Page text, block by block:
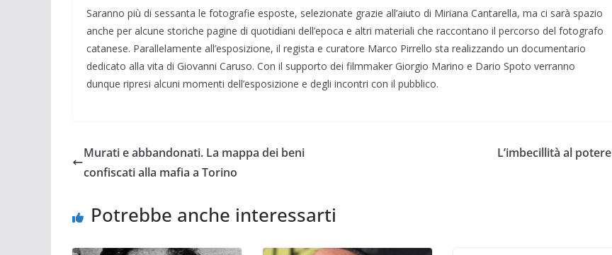
Saranno più di sessanta le fotografie esposte, selezionate grazie all’aiuto di Miriana Cantarella, ma ci sarà spazio
anche per alcune storiche pagine di quotidiani dell’epoca e altri materiali che raccontano il percorso del fotografo
catanese. Parallelamente all’esposizione, il regista e curatore Marco Pirrello sta realizzando un documentario
dedicato alla vita di Giovanni Caruso. Con il supporto dei filmmaker Giorgio Marino e Dario Spoto verranno
dunque ripresi alcuni momenti dell’esposizione e degli incontri con il pubblico.
Murati e abbandonati. La mappa dei beni
confiscati alla mafia a Torino
L’imbecillità al potere
Potrebbe anche interessarti